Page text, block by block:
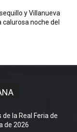
y Villanueva
noche del
la Real Feria de
de 2026